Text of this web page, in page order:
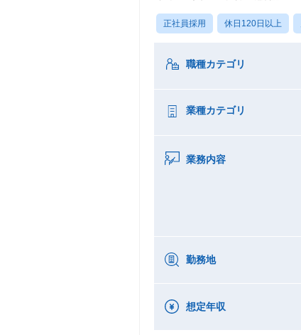
正社員採用 休日120日以上
職種カテゴリ
業種カテゴリ
業務内容
勤務地
想定年収